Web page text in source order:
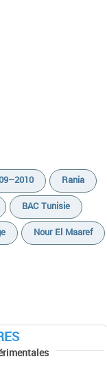
Rania
BAC Tunisie
Nour El Maaref